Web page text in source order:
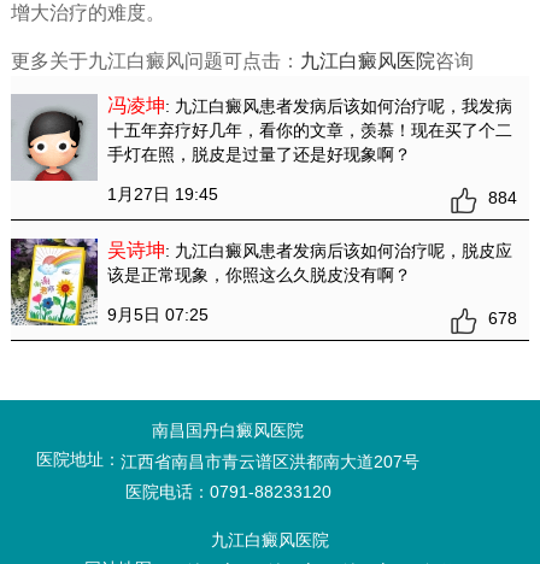
增大治疗的难度。
更多关于九江白癜风问题可点击： 九江白癜风医院咨询
冯凌坤: 九江白癜风患者发病后该如何治疗呢 ，我发病
十五年弃疗好几年，看你的文章，羡慕！现在买了个二
手灯在照，脱皮是过量了还是好现象啊？
1月27日 19:45 884
吴诗坤: 九江白癜风患者发病后该如何治疗呢 ，脱皮应
该是正常现象，你照这么久脱皮没有啊？
9月5日 07:25 678
南昌国丹白癜风医院
医院地址： 江西省南昌市青云谱区洪都南大道207号
医院电话：0791-88233120
九江白癜风医院